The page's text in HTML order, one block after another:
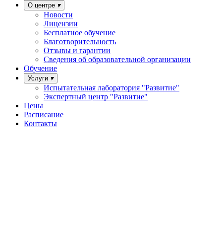
О центре
Новости
Лицензии
Бесплатное обучение
Благотворительность
Отзывы и гарантии
Сведения об образовательной организации
Обучение
Услуги
Испытательная лаборатория "Развитие"
Экспертный центр "Развитие"
Цены
Расписание
Контакты